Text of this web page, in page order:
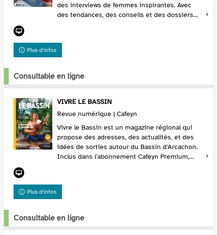
des interviews de femmes inspirantes. Avec
des tendances, des conseils et des dossiers
Plus d'infos
Consultable en ligne
VIVRE LE BASSIN
Revue numérique | Cafeyn
Vivre le Bassin est un magazine régional qui
propose des adresses, des actualités, et des
idées de sorties autour du Bassin d'Arcachon.
Inclus dans l’abonnement Cafeyn Premium,
Plus d'infos
Consultable en ligne